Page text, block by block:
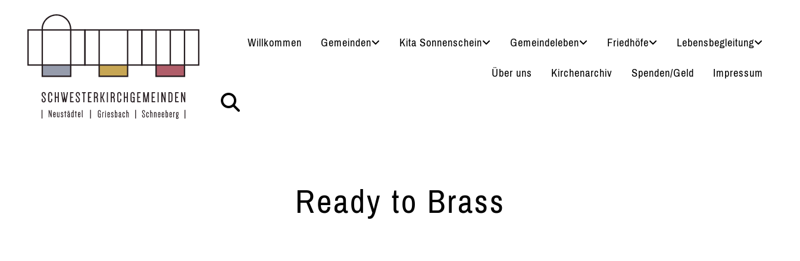
Zum Inhalt springen
Willkommen Gemeinden Kita Sonnenschein Gemeindeleben Friedhöfe
Lebensbegleitung
Über uns
Kirchenarchiv Spenden/Geld Impressum
Ready to Brass